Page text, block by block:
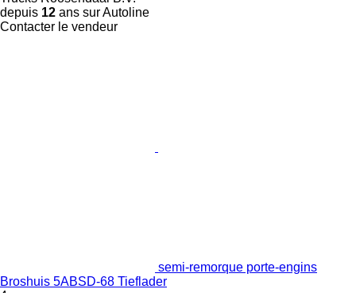
depuis 12 ans sur Autoline
Contacter le vendeur
semi-remorque porte-engins
Broshuis 5ABSD-68 Tieflader